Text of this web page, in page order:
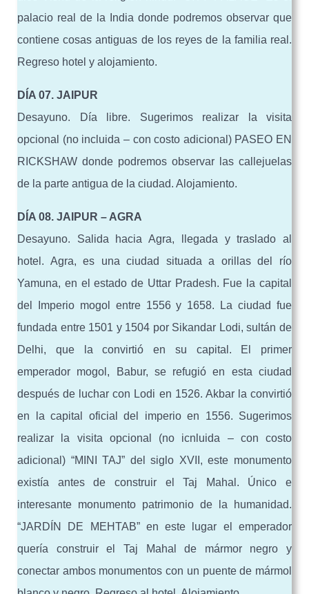
palacio real de la India donde podremos observar que
contiene cosas antiguas de los reyes de la familia real.
Regreso hotel y alojamiento.
DÍA 07. JAIPUR
Desayuno. Día libre. Sugerimos realizar la visita
opcional (no incluida – con costo adicional) PASEO EN
RICKSHAW donde podremos observar las callejuelas
de la parte antigua de la ciudad. Alojamiento.
DÍA 08. JAIPUR – AGRA
Desayuno. Salida hacia Agra, llegada y traslado al
hotel. Agra, es una ciudad situada a orillas del río
Yamuna, en el estado de Uttar Pradesh. Fue la capital
del Imperio mogol entre 1556 y 1658. La ciudad fue
fundada entre 1501 y 1504 por Sikandar Lodi, sultán de
Delhi, que la convirtió en su capital. El primer
emperador mogol, Babur, se refugió en esta ciudad
después de luchar con Lodi en 1526. Akbar la convirtió
en la capital oficial del imperio en 1556. Sugerimos
realizar la visita opcional (no icnluida – con costo
adicional) “MINI TAJ” del siglo XVII, este monumento
existía antes de construir el Taj Mahal. Único e
interesante monumento patrimonio de la humanidad.
“JARDÍN DE MEHTAB” en este lugar el emperador
quería construir el Taj Mahal de mármor negro y
conectar ambos monumentos con un puente de mármol